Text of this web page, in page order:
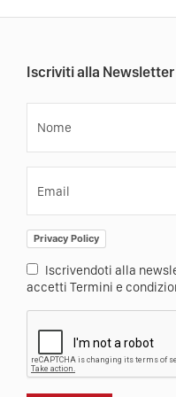
Iscriviti alla Newsletter
Nome
Email
Privacy Policy
Iscrivendoti alla
accetti Termini e